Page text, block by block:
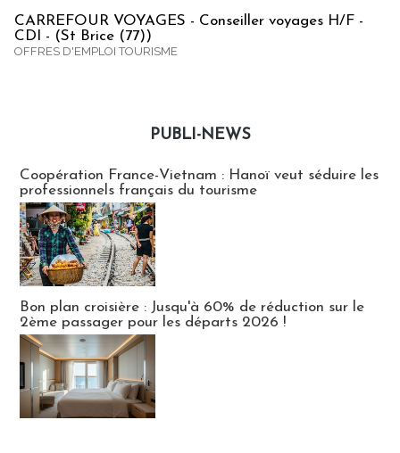
CARREFOUR VOYAGES - Conseiller voyages H/F -
CDI - (St Brice (77))
OFFRES D'EMPLOI TOURISME
PUBLI-NEWS
Coopération France-Vietnam : Hanoï veut séduire les
professionnels français du tourisme
Bon plan croisière : Jusqu'à 60% de réduction sur le
2ème passager pour les départs 2026 !